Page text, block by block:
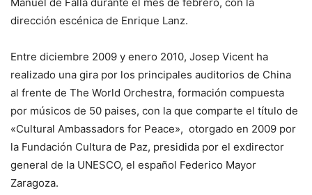
dirección escénica de Enrique Lanz.
Entre diciembre 2009 y enero 2010, Josep Vicent ha
realizado una gira por los principales auditorios de China
al frente de The World Orchestra, formación compuesta
por músicos de 50 paises, con la que comparte el título de
«Cultural Ambassadors for Peace», otorgado en 2009 por
la Fundación Cultura de Paz, presidida por el exdirector
general de la UNESCO, el español Federico Mayor
Zaragoza.